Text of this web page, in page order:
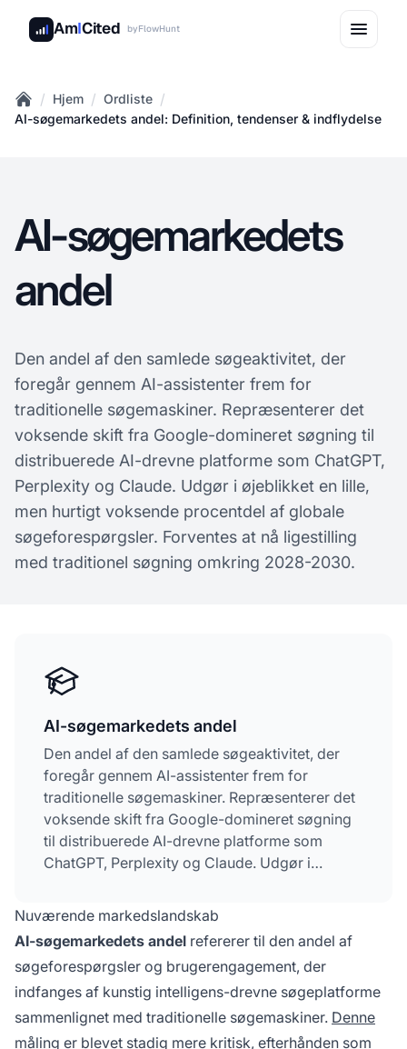
AmICited byFlowHunt
Home
/ Hjem / Ordliste /
AI-søgemarkedets andel: Definition, tendenser & indflydelse
AI-søgemarkedets
andel
Den andel af den samlede søgeaktivitet, der
foregår gennem AI-assistenter frem for
traditionelle søgemaskiner. Repræsenterer det
voksende skift fra Google-domineret søgning til
distribuerede AI-drevne platforme som ChatGPT,
Perplexity og Claude. Udgør i øjeblikket en lille,
men hurtigt voksende procentdel af globale
søgeforespørgsler. Forventes at nå ligestilling
med traditionel søgning omkring 2028-2030.
AI-søgemarkedets andel
Den andel af den samlede søgeaktivitet, der
foregår gennem AI-assistenter frem for
traditionelle søgemaskiner. Repræsenterer det
voksende skift fra Google-domineret søgning
til distribuerede AI-drevne platforme som
ChatGPT, Perplexity og Claude. Udgør i
procentdel af globale søgeforespørgsler.
søgning omkring 2028-2030.
Nuværende markedslandskab
AI-søgemarkedets andel refererer til den andel af
søgeforespørgsler og brugerengagement, der
indfanges af kunstig intelligens-drevne søgeplatforme
sammenlignet med traditionelle søgemaskiner. Denne
måling er blevet stadig mere kritisk, efterhånden som